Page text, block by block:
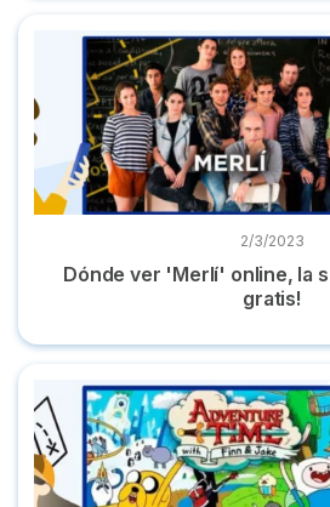
Dónde ver 'Merlí' online, la serie
2/3/2023
Dónde ver 'Merlí' online, la
gratis!
Dónde ver 'Hora de aventuras' en